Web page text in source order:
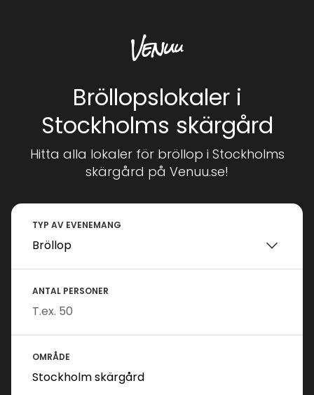
Bröllopslokaler i
Stockholms skärgård
Hitta alla lokaler för bröllop i Stockholms
skärgård på Venuu.se!
TYP AV EVENEMANG
ANTAL PERSONER
OMRÅDE